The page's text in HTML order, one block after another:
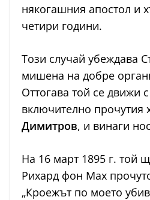
някогашния апостол
четири години.
Този случай убеждава
мишена на добре
Оттогава той се движи
включително прочутия
Димитров, и винаги
На 16 март 1895 г. той
Рихард фон Мах
„Кроежът по моето